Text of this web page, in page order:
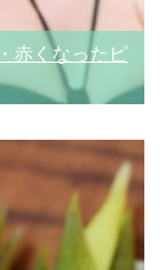
赤くなったピ